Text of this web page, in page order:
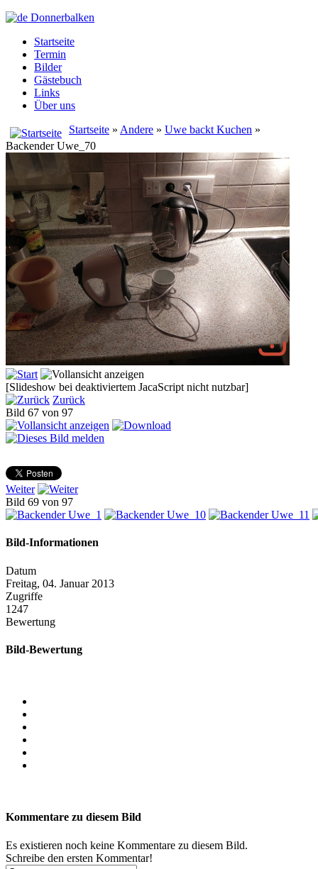
Startseite
Termin
Bilder
Gästebuch
Links
Über uns
Startseite » Andere » Uwe backt Kuchen »
Backender Uwe_70
[Slideshow bei deaktiviertem JacaScript nicht nutzbar]
Zurück
Bild 67 von 97
Weiter
Bild 69 von 97
Bild-Informationen
Datum
Freitag, 04. Januar 2013
Zugriffe
1247
Bewertung
Bild-Bewertung
Kommentare zu diesem Bild
Es existieren noch keine Kommentare zu diesem Bild.
Schreibe den ersten Kommentar!